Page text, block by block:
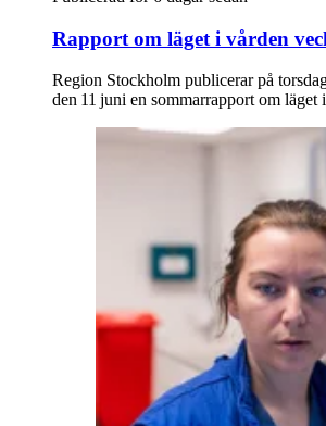
Rapport om läget i vården
Region Stockholm publicerar på
den 11 juni en sommarrapport om läget